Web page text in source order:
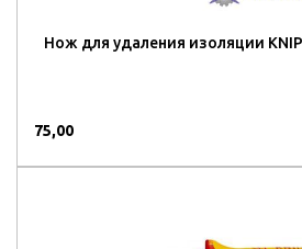
Нож для удаления изоляции
75,00